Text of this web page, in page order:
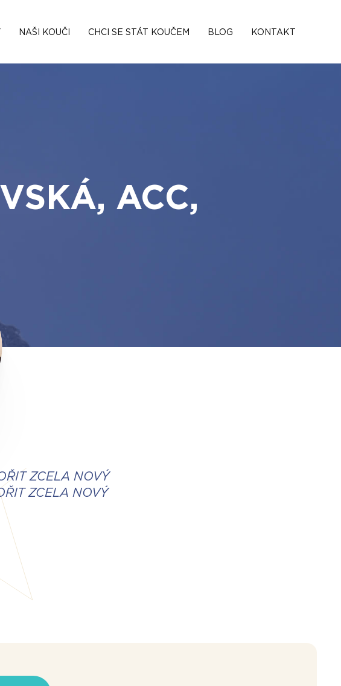
NAŠI KOUČI CHCI SE STÁT KOUČEM BLOG KONTAKT
ACC,
ZCELA NOVÝ
ZCELA NOVÝ